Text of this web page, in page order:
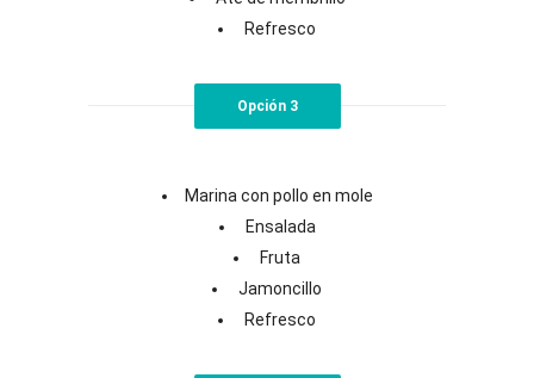
Refresco
Opción 3
Marina con pollo en mole
Ensalada
Fruta
Jamoncillo
Refresco